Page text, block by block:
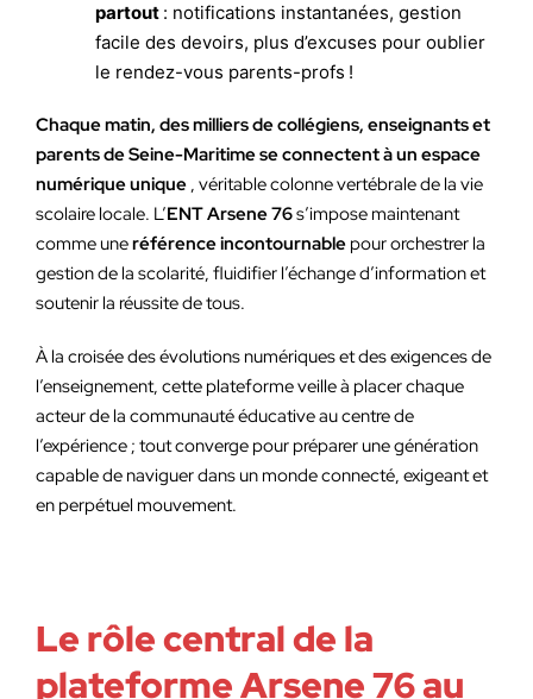
partout : notifications instantanées, gestion
facile des devoirs, plus d’excuses pour oublier
le rendez-vous parents-profs !
Chaque matin, des milliers de collégiens, enseignants et
parents de Seine-Maritime se connectent à un espace
numérique unique , véritable colonne vertébrale de la vie
scolaire locale. L’ENT Arsene 76s’impose maintenant
comme uneréférence incontournable pour orchestrer la
gestion de la scolarité, fluidifier l’échange d’information et
soutenir la réussite de tous.
À la croisée des évolutions numériques et des exigences de
l’enseignement, cette plateforme veille à placer chaque
acteur de la communauté éducative au centre de
l’expérience ; tout converge pour préparer une génération
capable de naviguer dans un monde connecté, exigeant et
en perpétuel mouvement.
Le rôle central de la
plateforme Arsene 76 au